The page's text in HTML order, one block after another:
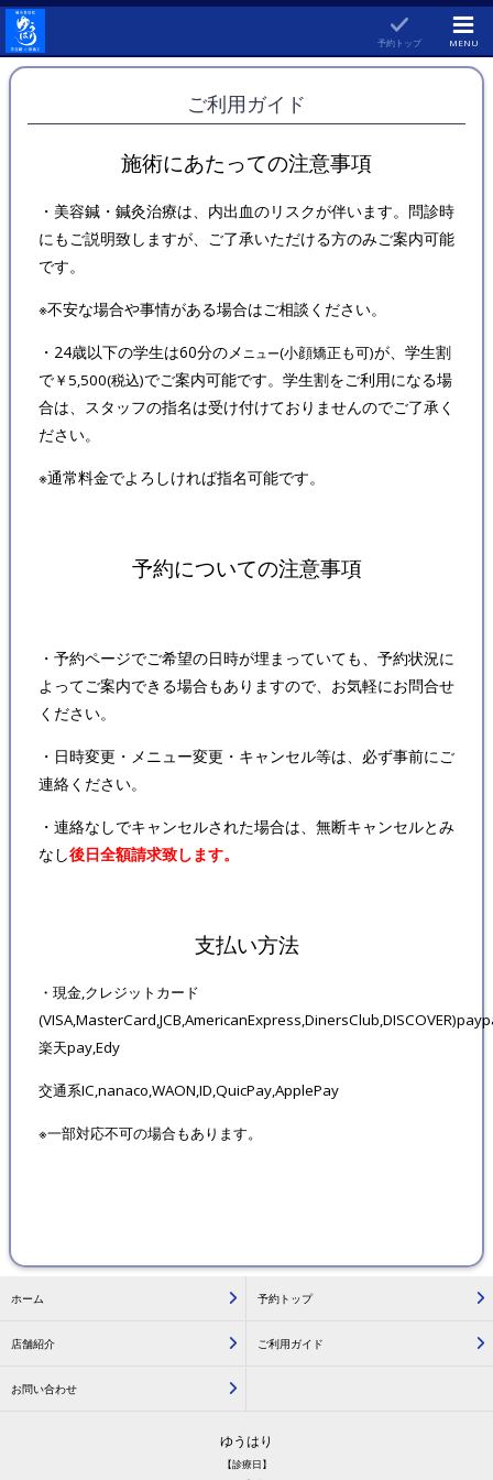
予約トップ MENU
ご利用ガイド
施術にあたっての注意事項
・美容鍼・鍼灸治療は、内出血のリスクが伴います。問診時
にもご説明致しますが、ご了承いただける方のみご案内可能
です。
※不安な場合や事情がある場合はご相談ください。
・24歳以下の学生は60分のメ ニュー(小顔矯正も可)が、学生割
で￥5,500(税込)でご案内可能です。学生割をご利用になる場
合は、スタッフの指名は受け付けておりませんのでご了承く
ださい。
※通常料金でよろしければ指名可能です。
予約についての注意事項
・予約ページでご希望の日時が埋まっていても、予約状況に
よってご案内できる場合もありますので、お気軽にお問合せ
ください。
・日時変更・メニュー変更・キャンセル等は、必ず事前にご
連絡ください。
・連絡なしでキャンセルされた場合は、無断キャンセルとみ
なし後日全額請求致します。
支払い方法
・現金,クレジットカード
(VISA,MasterCard,JCB,AmericanExpress,DinersClub,DISCOVER)
楽天pay,Edy
交通系IC,nanaco,WAON,ID,QuicPay,ApplePay
※一部対応不可の場合もあります。
ホーム 予約トップ
店舗紹介 ご利用ガイド
お問い合わせ
ゆうはり
【診療日】